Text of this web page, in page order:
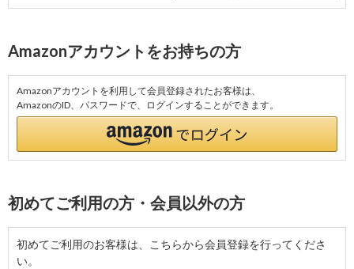
Amazonアカウントをお持ちの方
Amazonアカウントを利用して会員登録されたお客様は、
AmazonのID、パスワードで、ログインすることができます。
初めてご利用の方・会員以外の方
初めてご利用のお客様は、こちらから会員登録を行ってくださ
い。